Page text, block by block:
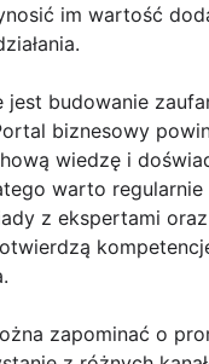
im wartość
jest budowanie
biznesowy
wiedzę i
warto
z ekspertami
zapominać o